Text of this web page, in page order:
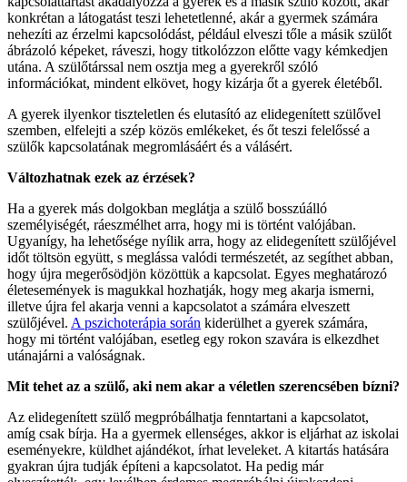
konkrétan a látogatást teszi lehetetlenné, akár a gyermek számára
nehezíti az érzelmi kapcsolódást, például elveszi tőle a másik szülőt
ábrázoló képeket, ráveszi, hogy titkolózzon előtte vagy kémkedjen
utána. A szülőtárssal nem osztja meg a gyerekről szóló
információkat, mindent elkövet, hogy kizárja őt a gyerek életéből.
A gyerek ilyenkor tiszteletlen és elutasító az elidegenített szülővel
szemben, elfelejti a szép közös emlékeket, és őt teszi felelőssé a
szülők kapcsolatának megromlásáért és a válásért.
Változhatnak ezek az érzések?
Ha a gyerek más dolgokban meglátja a szülő bosszúálló
személyiségét, ráeszmélhet arra, hogy mi is történt valójában.
Ugyanígy, ha lehetősége nyílik arra, hogy az elidegenített szülőjével
időt töltsön együtt, s meglássa valódi természetét, az segíthet abban,
hogy újra megerősödjön közöttük a kapcsolat. Egyes meghatározó
életesemények is magukkal hozhatják, hogy meg akarja ismerni,
illetve újra fel akarja venni a kapcsolatot a számára elveszett
szülőjével. A pszichoterápia során kiderülhet a gyerek számára,
hogy mi történt valójában, esetleg egy rokon szavára is elkezdhet
utánajárni a valóságnak.
Mit tehet az a szülő, aki nem akar a véletlen szerencsében bízni?
Az elidegenített szülő megpróbálhatja fenntartani a kapcsolatot,
amíg csak bírja. Ha a gyermek ellenséges, akkor is eljárhat az iskolai
eseményekre, küldhet ajándékot, írhat leveleket. A kitartás hatására
gyakran újra tudják építeni a kapcsolatot. Ha pedig már